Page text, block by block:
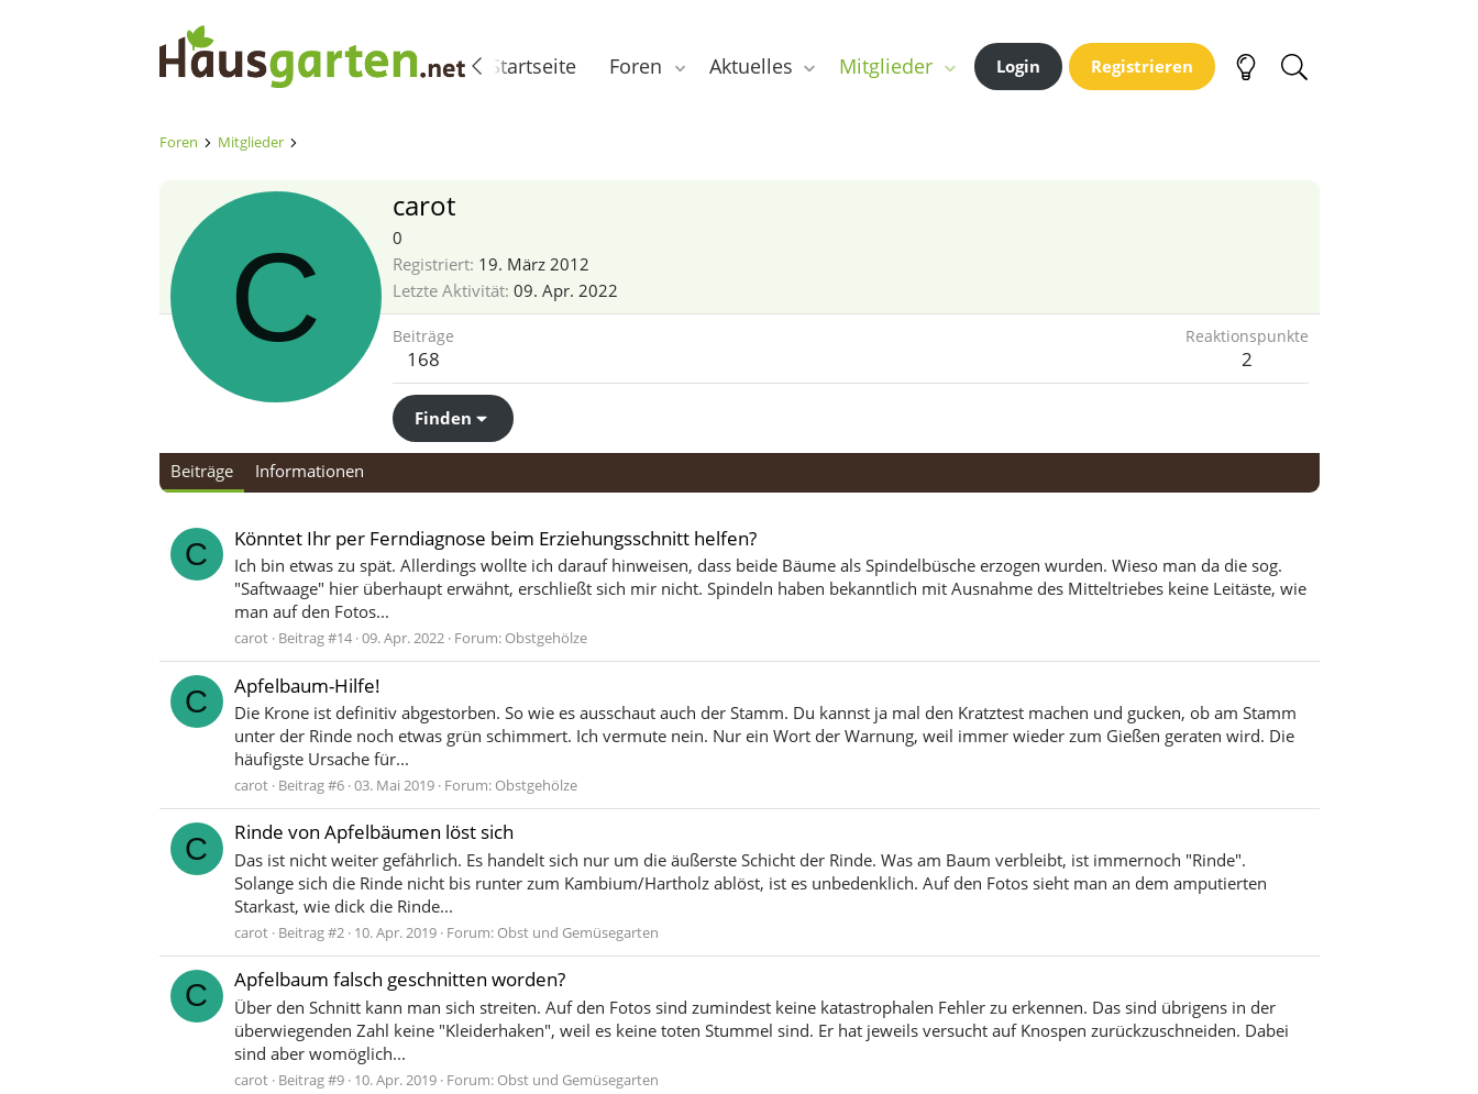
Startseite Foren Aktuelles Mitglieder Login Registrieren
Foren Mitglieder
C
carot
0
Registriert 19. März 2012
Letzte Aktivität 09. Apr. 2022
Beiträge
168
Reaktionspunkte
2
Finden
Beiträge Informationen
C Könntet Ihr per Ferndiagnose beim Erziehungsschnitt helfen?
Ich bin etwas zu spät. Allerdings wollte ich darauf hinweisen, dass beide Bäume als Spindelbüsche erzogen wurden. Wieso man da die sog.
"Saftwaage" hier überhaupt erwähnt, erschließt sich mir nicht. Spindeln haben bekanntlich mit Ausnahme des Mitteltriebes keine Leitäste, wie
man auf den Fotos...
carot Beitrag #14 09. Apr. 2022 Forum: Obstgehölze
C Apfelbaum-Hilfe!
Die Krone ist definitiv abgestorben. So wie es ausschaut auch der Stamm. Du kannst ja mal den Kratztest machen und gucken, ob am Stamm
unter der Rinde noch etwas grün schimmert. Ich vermute nein. Nur ein Wort der Warnung, weil immer wieder zum Gießen geraten wird. Die
häufigste Ursache für...
carot Beitrag #6 03. Mai 2019 Forum: Obstgehölze
C Rinde von Apfelbäumen löst sich
Das ist nicht weiter gefährlich. Es handelt sich nur um die äußerste Schicht der Rinde. Was am Baum verbleibt, ist immernoch "Rinde".
Solange sich die Rinde nicht bis runter zum Kambium/Hartholz ablöst, ist es unbedenklich. Auf den Fotos sieht man an dem amputierten
Starkast, wie dick die Rinde...
carot Beitrag #2 10. Apr. 2019 Forum: Obst und Gemüsegarten
C Apfelbaum falsch geschnitten worden?
Über den Schnitt kann man sich streiten. Auf den Fotos sind zumindest keine katastrophalen Fehler zu erkennen. Das sind übrigens in der
überwiegenden Zahl keine "Kleiderhaken", weil es keine toten Stummel sind. Er hat jeweils versucht auf Knospen zurückzuschneiden. Dabei
sind aber womöglich...
carot Beitrag #9 10. Apr. 2019 Forum: Obst und Gemüsegarten